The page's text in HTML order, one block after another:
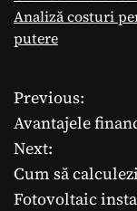
Analiză costuri
putere
N
a
v
Previous:
Avantajele
Next:
Cum să
Fotovoltaic